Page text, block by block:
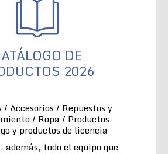
DE
2026
/ Accesorios / Repuestos y
/ Ropa / Productos
y productos de licencia
además, todo el equipo que